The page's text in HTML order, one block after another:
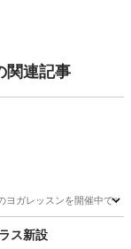
関連記事
ガレッスンを開催中で
ス新設